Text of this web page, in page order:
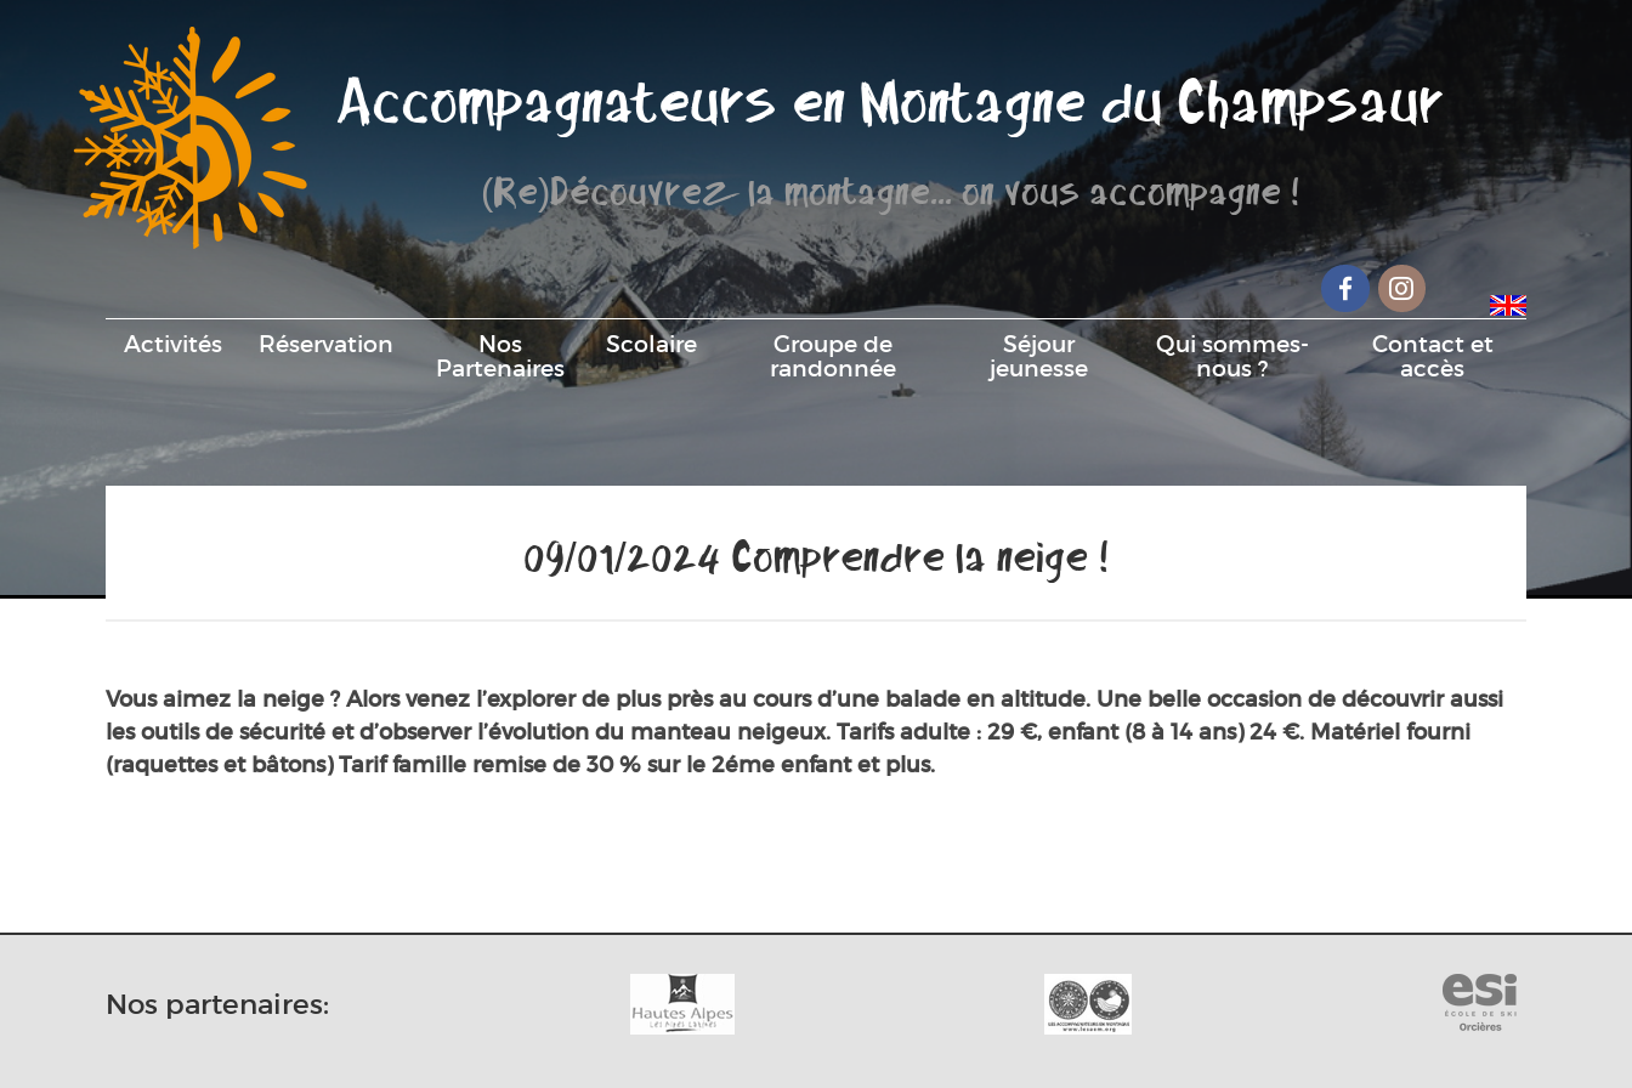
Accompagnateurs en Montagne du Champsaur
(Re)Découvrez la montagne... on vous accompagne !
FacebookInstagram
Activités Réservation
Nos
Partenaires
Scolaire
Groupe de
randonnée
Séjour
jeunesse
Qui sommes-
nous ?
Contact et
accès
09/01/2024 Comprendre la neige !
Vous aimez la neige ? Alors venez l’explorer de plus près au cours d’une balade en altitude. Une belle occasion de découvrir aussi
les outils de sécurité et d’observer l’évolution du manteau neigeux. Tarifs adulte : 29 €, enfant (8 à 14 ans) 24 €. Matériel fourni
(raquettes et bâtons) Tarif famille remise de 30 % sur le 2éme enfant et plus.
Nos partenaires: